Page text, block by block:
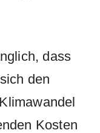
dass
den
Kosten